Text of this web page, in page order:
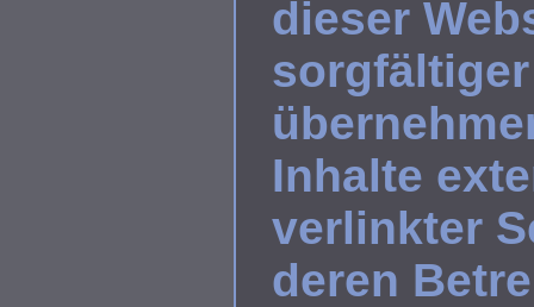
dieser
Inhalte
verlinkter
deren